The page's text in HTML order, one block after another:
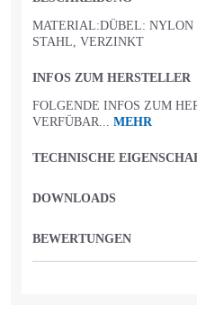
MATERIAL:DÜBEL: NYLON
STAHL, VERZINKT
INFOS ZUM HERSTELLER
FOLGENDE INFOS ZUM
VERFÜBAR... MEHR
TECHNISCHE
DOWNLOADS
BEWERTUNGEN